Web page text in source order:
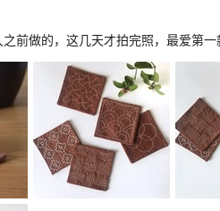
前做的，这几天才拍完照，最爱第一